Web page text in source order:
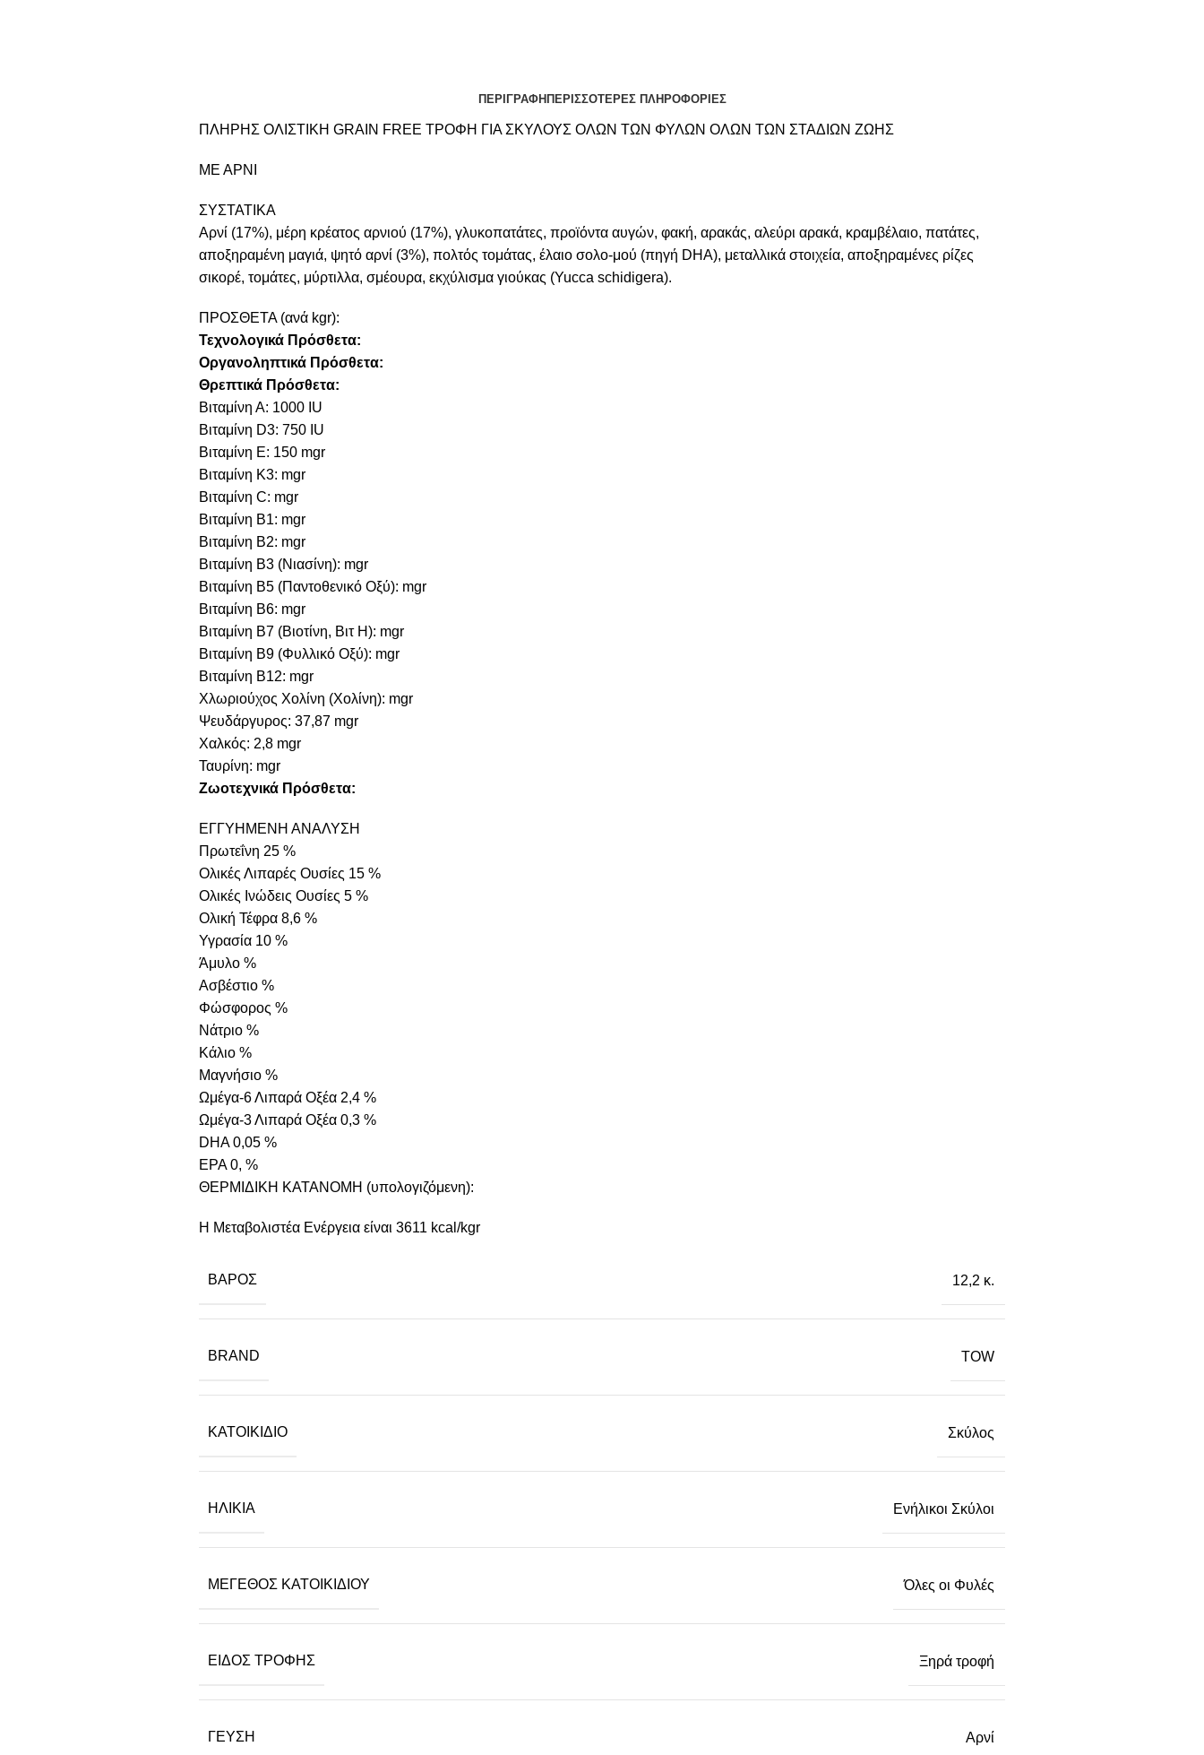
ΠΕΡΙΓΡΑΦΗ ΠΕΡΙΣΣΟΤΕΡΕΣ ΠΛΗΡΟΦΟΡΙΕΣ
ΠΛΗΡΗΣ ΟΛΙΣΤΙΚΗ GRAIN FREE ΤΡΟΦΗ ΓΙΑ ΣΚΥΛΟΥΣ ΟΛΩΝ ΤΩΝ ΦΥΛΩΝ ΟΛΩΝ ΤΩΝ ΣΤΑΔΙΩΝ ΖΩΗΣ
ΜΕ ΑΡΝΙ
ΣΥΣΤΑΤΙΚΑ
Αρνί (17%), μέρη κρέατος αρνιού (17%), γλυκοπατάτες, προϊόντα αυγών, φακή, αρακάς, αλεύρι αρακά, κραμβέλαιο, πατάτες,
αποξηραμένη μαγιά, ψητό αρνί (3%), πολτός τομάτας, έλαιο σολο-μού (πηγή DHA), μεταλλικά στοιχεία, αποξηραμένες ρίζες
σικορέ, τομάτες, μύρτιλλα, σμέουρα, εκχύλισμα γιούκας (Yucca schidigera).
ΠΡΟΣΘΕΤΑ (ανά kgr):
Τεχνολογικά Πρόσθετα:
Οργανοληπτικά Πρόσθετα:
Θρεπτικά Πρόσθετα:
Βιταμίνη Α: 1000 IU
Βιταμίνη D3: 750 IU
Βιταμίνη E: 150 mgr
Βιταμίνη Κ3: mgr
Βιταμίνη C: mgr
Βιταμίνη B1: mgr
Βιταμίνη B2: mgr
Βιταμίνη B3 (Νιασίνη): mgr
Βιταμίνη B5 (Παντοθενικό Οξύ): mgr
Βιταμίνη B6: mgr
Βιταμίνη B7 (Βιοτίνη, Βιτ Η): mgr
Βιταμίνη B9 (Φυλλικό Οξύ): mgr
Βιταμίνη B12: mgr
Χλωριούχος Χολίνη (Χολίνη): mgr
Ψευδάργυρος: 37,87 mgr
Χαλκός: 2,8 mgr
Ταυρίνη: mgr
Ζωοτεχνικά Πρόσθετα:
ΕΓΓΥΗΜΕΝΗ ΑΝΑΛΥΣΗ
Πρωτεΐνη 25 %
Ολικές Λιπαρές Ουσίες 15 %
Ολικές Ινώδεις Ουσίες 5 %
Ολική Τέφρα 8,6 %
Υγρασία 10 %
Άμυλο %
Ασβέστιο %
Φώσφορος %
Νάτριο %
Κάλιο %
Μαγνήσιο %
Ωμέγα-6 Λιπαρά Οξέα 2,4 %
Ωμέγα-3 Λιπαρά Οξέα 0,3 %
DHA 0,05 %
EPA 0, %
ΘΕΡΜΙΔΙΚΗ ΚΑΤΑΝΟΜΗ (υπολογιζόμενη):
Η Μεταβολιστέα Ενέργεια είναι 3611 kcal/kgr
ΒΆΡΟΣ 12,2 κ.
BRAND TOW
ΚΑΤΟΙΚΊΔΙΟ Σκύλος
ΗΛΙΚΊΑ Ενήλικοι Σκύλοι
ΜΈΓΕΘΟΣ ΚΑΤΟΙΚΙΔΊΟΥ Όλες οι Φυλές
ΕΊΔΟΣ ΤΡΟΦΉΣ Ξηρά τροφή
ΓΕΎΣΗ Αρνί